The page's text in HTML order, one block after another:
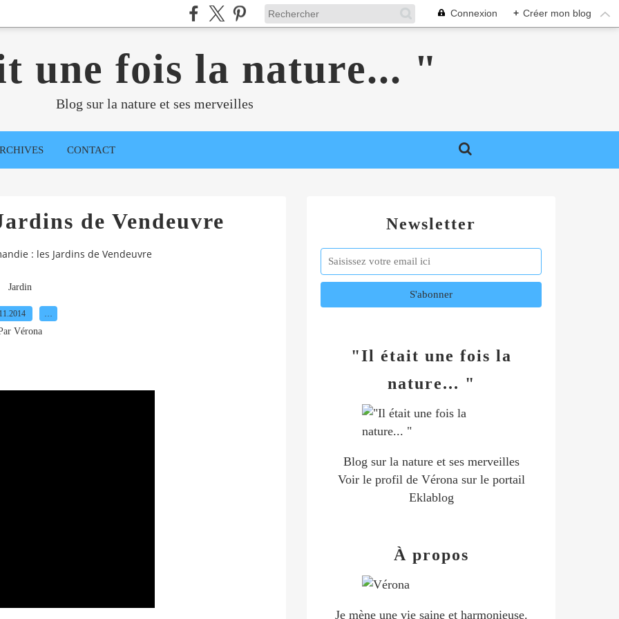
Connexion + Créer mon blog
une fois la nature... "
Blog sur la nature et ses merveilles
CONTACT
de Vendeuvre
: les Jardins de Vendeuvre
Jardin
Vérona
Newsletter
"Il était une fois la
nature... "
Blog sur la nature et ses merveilles
Voir le profil de Véronasur le portail
Eklablog
À propos
Je mène une vie saine et harmonieuse.